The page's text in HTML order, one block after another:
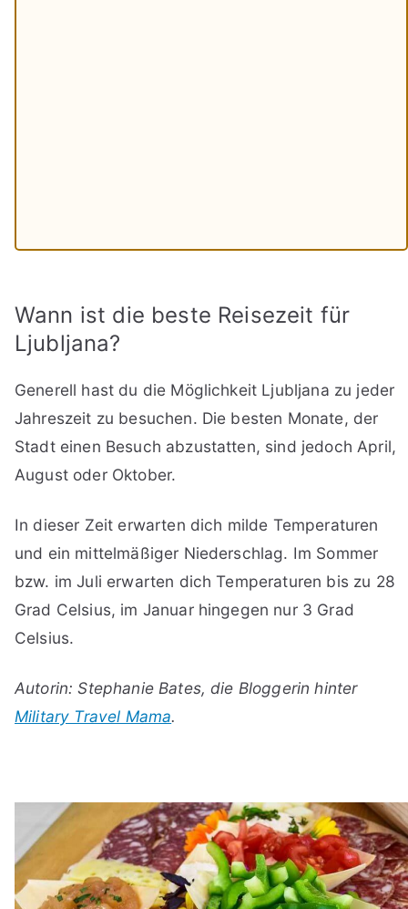
Wann ist die beste Reisezeit für
Ljubljana?
Generell hast du die Möglichkeit Ljubljana zu jeder
Jahreszeit zu besuchen. Die besten Monate, der
Stadt einen Besuch abzustatten, sind jedoch April,
August oder Oktober.
In dieser Zeit erwarten dich milde Temperaturen
und ein mittelmäßiger Niederschlag. Im Sommer
bzw. im Juli erwarten dich Temperaturen bis zu 28
Grad Celsius, im Januar hingegen nur 3 Grad
Celsius.
Autorin: Stephanie Bates, die Bloggerin hinter
Military Travel Mama.